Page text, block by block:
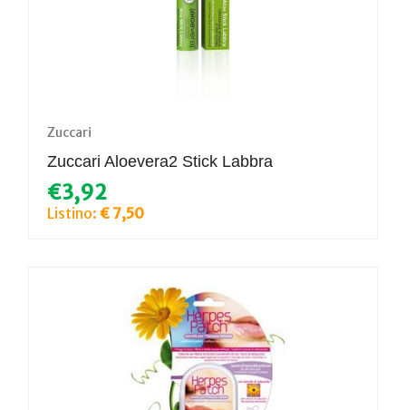
Zuccari
Zuccari Aloevera2 Stick Labbra
€3,92
Listino: € 7,50